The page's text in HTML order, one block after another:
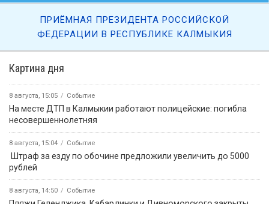
Картина дня
8 августа, 15:05 Событие
На месте ДТП в Калмыкии работают полицейские: погибла
несовершеннолетняя
8 августа, 15:04 Событие
️ Штраф за езду по обочине предложили увеличить до 5000
рублей
8 августа, 14:50 Событие
ПРИЁМНАЯ ПРЕЗИДЕНТА РОССИЙСКОЙ
ФЕДЕРАЦИИ В РЕСПУБЛИКЕ КАЛМЫКИЯ